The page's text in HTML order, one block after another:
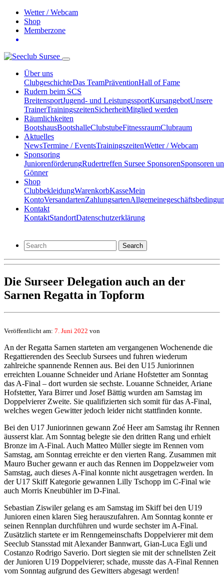
Wetter / Webcam
Shop
Memberzone
Über uns
ClubgeschichteDas TeamPräventionHall of Fame
Rudern beim SCS
BreitensportJugend- und LeistungssportKursangebotUnsere
TrainerTrainingszeitenSicherheitMitglied werden
Räumlichkeiten
BootshausBootshalleClubstubeFitnessraumClubraum
Aktuelles
NewsTermine / EventsTrainingszeitenWetter / Webcam
Sponsoring
JuniorenförderungRudertreffen Sursee SponsorenSponsoren
Gönner
Shop
ClubbekleidungWarenkorbKasseMein
KontoVersandartenZahlungsarten
Kontakt
KontaktStandortDatenschutzerklärung
Search
Die Surseer Delegation auch an der
Sarnen Regatta in Topform
Veröffentlicht am: 7. Juni 2022 von
An der Regatta Sarnen starteten am vergangenen Wochenende die
Regattierenden des Seeclub Sursees und fuhren wiederum
zahlreiche spannende Rennen aus. Bei den U15 Juniorinnen
erreichten Louanne Schneider und Ariane Hofstetter am Sonntag
das A-Final – dort wurden sie sechste. Louanne Schneider, Ariane
Hofstetter, Yara Birrer und Josef Bättig wurden am Samstag im
Doppelvierer Zweite. Sie qualifizierten sich somit für das A-Final,
welches wegen Gewitter jedoch leider nicht stattfinden konnte.
Bei den U17 Juniorinnen gewann Zoé Heer am Samstag ihr Rennen
äusserst klar. Am Sonntag belegte sie den dritten Rang und erhielt
Bronze im A-Final. Auch Matteo Müller siegte im Rennen vom
Samstag, am Sonntag erreichte er den vierten Rang. Zusammen mit
Mauro Bucher gewann er auch das Rennen im Doppelzweier vom
Samstag, auch dieses A-Final konnte nicht ausgetragen werden. In
der U17 Skiff Kategorie gewannen Lilly Tschopp im C-Final wie
auch Morris Kneubühler im D-Final.
Sebastian Ziswiler gelang es am Samstag im Skiff bei den U19
Junioren einen klaren Sieg herauszufahren. Am Sonntag konnte er
seinen Rennplan durchführen und wurde sechster im A-Final.
Zusätzlich startete er im Renngemeinschafts Doppelvierer mit dem
Seeclub Stansstad mit Alexander Bannwart, Gian-Luca Egli und
Costanzo Rodrigo Saverio. Dort siegten sie mit der schnellsten Zeit
der Junioren U19 Doppelvierer; schade, musste das A-Final Rennen
vom Sonntag aufgrund des Gewitters abgesagt werden!